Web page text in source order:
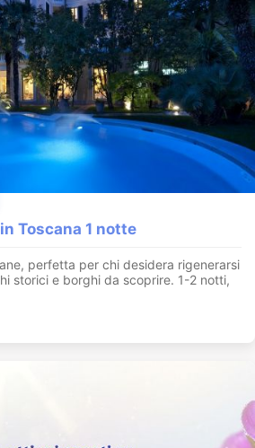
Toscana 1 notte
perfetta per chi desidera rigenerarsi
storici e borghi da scoprire. 1-2 notti,